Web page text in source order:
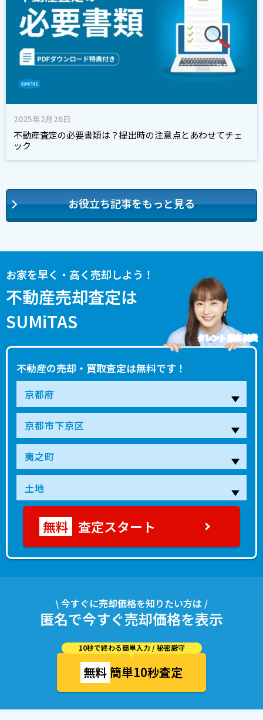
2025年2月26日
不動産査定の必要書類は？提出時の注意点とあわせてチェ
ック
お役立ち記事をもっと見る
お家を早く・高く売却しよう！
不動産売却査定は
SUMiTAS
不動産の売却・買取査定は無料です！
タレント 藤本 美貴
査定スタート
\ 今すぐに売却価格を知りたい方は /
匿名で今すぐ売却価格を表示
10秒で終わる簡単入力 / 秘密厳守
無料簡単10秒査定